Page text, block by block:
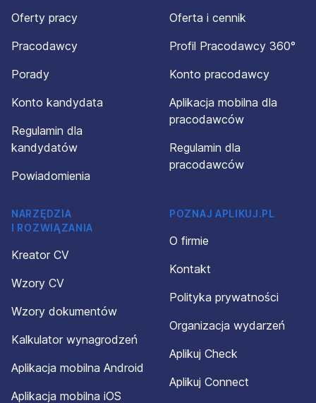
Oferty pracy
Pracodawcy
Porady
Konto kandydata
Regulamin dla
kandydatów
Powiadomienia
Oferta i cennik
Profil Pracodawcy 360°
Konto pracodawcy
Aplikacja mobilna dla
pracodawców
Regulamin dla
pracodawców
NARZĘDZIA
I ROZWIĄZANIA
Kreator CV
Wzory CV
Wzory dokumentów
Kalkulator wynagrodzeń
Aplikacja mobilna Android
Aplikacja mobilna iOS
POZNAJ APLIKUJ.PL
O firmie
Kontakt
Polityka prywatności
Organizacja wydarzeń
Aplikuj Check
Aplikuj Connect